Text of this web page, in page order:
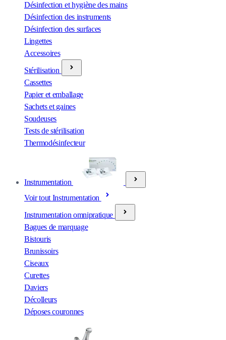
Désinfection et hygiène des mains
Désinfection des instruments
Désinfection des surfaces
Lingettes
Accessoires
Stérilisation
Cassettes
Papier et emballage
Sachets et gaines
Soudeuses
Tests de stérilisation
Thermodésinfecteur
Instrumentation
Voir tout Instrumentation
Instrumentation omnipratique
Bagues de marquage
Bistouris
Brunissoirs
Ciseaux
Curettes
Daviers
Décolleurs
Déposes couronnes